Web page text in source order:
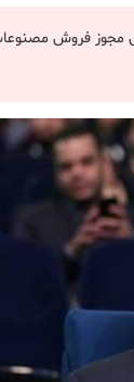
مجوز فروش